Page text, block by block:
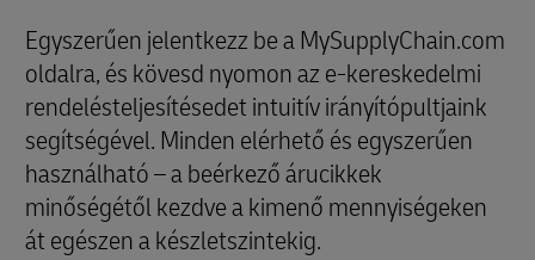
Egyszerűen jelentkezz be a MySupplyChain.com
oldalra, és kövesd nyomon az e-kereskedelmi
rendelésteljesítésedet intuitív irányítópultjaink
segítségével. Minden elérhető és egyszerűen
használható – a beérkező árucikkek
minőségétől kezdve a kimenő mennyiségeken
át egészen a készletszintekig.